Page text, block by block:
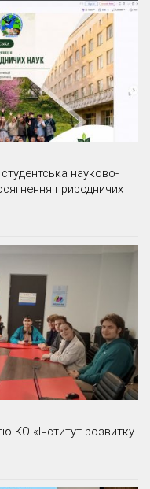
науково-
природничих
КО «Інститут розвитку